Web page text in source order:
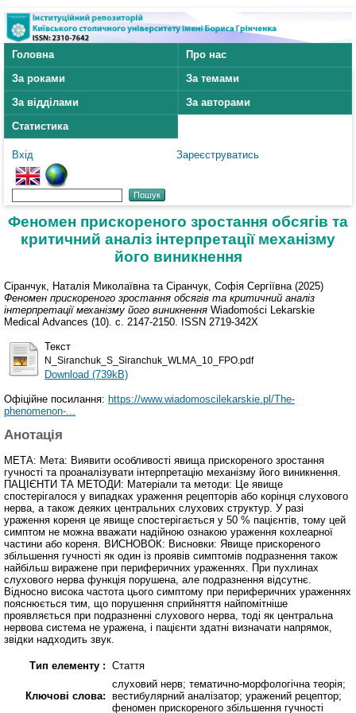
Головна
Про нас
За роками
За темами
За відділами
За авторами
Статистика
Вхід Зареєструватись
Феномен прискореного зростання обсягів та
критичний аналіз інтерпретації механізму
його виникнення
Сіранчук, Наталія Миколаївна та Сіранчук, Софія Сергіївна (2025)
Феномен прискореного зростання обсягів та критичний аналіз
інтерпретації механізму його виникнення Wiadomości Lekarskie
Medical Advances (10). с. 2147-2150. ISSN 2719-342X
Текст
N_Siranchuk_S_Siranchuk_WLMA_10_FPO.pdf
Download (739kB)
Офіційне посилання: https://www.wiadomoscilekarskie.pl/The-
phenomenon-...
Анотація
МЕТА: Мета: Виявити особливості явища прискореного зростання
гучності та проаналізувати інтерпретацію механізму його виникнення.
ПАЦІЄНТИ ТА МЕТОДИ: Матеріали та методи: Це явище
спостерігалося у випадках ураження рецепторів або корінця слухового
нерва, а також деяких центральних слухових структур. У разі
ураження кореня це явище спостерігається у 50 % пацієнтів, тому цей
симптом не можна вважати надійною ознакою ураження кохлеарної
частини або кореня. ВИСНОВОК: Висновки: Явище прискореного
збільшення гучності як один із проявів симптомів подразнення також
найбільш виражене при периферичних ураженнях. При пухлинах
слухового нерва функція порушена, але подразнення відсутнє.
Відносно висока частота цього симптому при периферичних ураженнях
пояснюється тим, що порушення сприйняття найпомітніше
проявляється при подразненні слухового нерва, тоді як центральна
нервова система не уражена, і пацієнти здатні визначати напрямок,
звідки надходить звук.
Тип елементу : Стаття
Ключові слова:
слуховий нерв; тематично-морфологічна теорія;
вестибулярний аналізатор; уражений рецептор;
феномен прискореного збільшення гучності